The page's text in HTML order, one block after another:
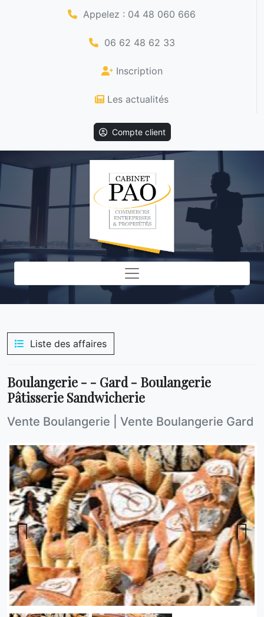
Appelez : 04 48 060 666
06 62 48 62 33
Inscription
Les actualités
Compte client
Toggle navigation
Liste des affaires
Boulangerie - - Gard - Boulangerie
Pâtisserie Sandwicherie
Vente Boulangerie Vente Boulangerie Gard
Previous Next